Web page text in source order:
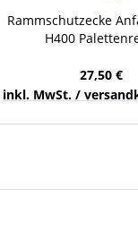
Deutschlands
Rammschutzecke
H400
27,50 €
inkl. MwSt. /